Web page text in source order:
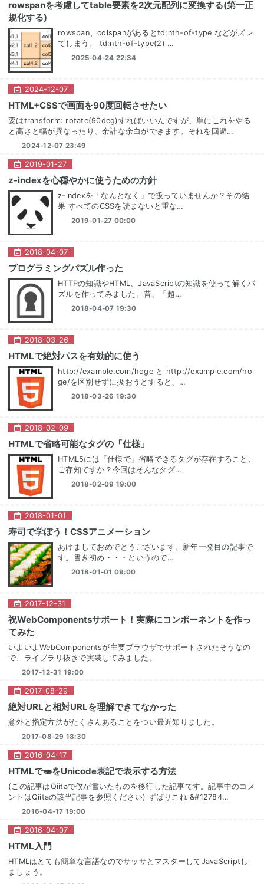
rowspanを考慮してtable要素を2次元配列に変換する(第一正
規化する)
rowspan、colspanがあるとtd:nth-of-type などがズレ
てしまう。 td:nth-of-type(2) …
2025-04-24 22:34
2024-12-07
HTML+CSSで画面を90度回転させたい
要はtransform: rotate(90deg)すればいいんですが、単にこれをやる
と高さと幅が異なったり、余計な余白ができます。それを回避…
2024-12-07 23:49
2019-01-27
z-indexを心穏やかに使うための方針
z-indexを「なんとなく」で扱っていませんか？その結
果 すべてのCSSを読まないと重な…
2019-01-27 00:00
2018-04-07
プログラミングパズル作った
HTTPの知識やHTML、JavaScriptの知識を使って解くパ
ズルを作ってみました。昔、「超…
2018-04-07 19:30
2018-03-26
HTMLで絶対パスを有効的に使う
http://example.com/hoge と http://example.com/ho
ge/を区別せずに扱おうとすると、…
2018-03-26 19:30
2018-02-09
HTMLで省略可能なタグの「仕様」
HTML5には「仕様で」省略できるタグが存在すること、
ご存知ですか？今回はそんなタグ…
2018-02-09 19:00
2018-01-01
寿司で学ぼう！CSSアニメーション
あけましておめでとうございます。新年一発目の記事で
す。書き初め・・・というので…
2018-01-01 09:00
2017-12-31
祝WebComponentsサポート！実際にコンポーネントを作っ
てみた
いよいよWebComponentsが主要ブラウザでサポートされたそうなの
で、ライブラリ抜きで実装してみました。
2017-12-31 19:00
2017-08-29
絶対URLと相対URLを理解できてなかった
意外と指定方法がたくさんあることをつい最近知りました。
2017-08-29 18:30
2016-04-17
HTMLで🍣をUnicode表記で表示する方法
(この記事はQiitaで僕が書いたものを移行した記事です。記事中のコメ
ントはQiitaの該当記事を参照ください) ずばりこれ &#12784…
2016-04-17 19:00
2016-04-07
HTML入門
HTMLはとても簡単な言語なのでサッサとマスターしてJavaScriptし
ましょう。